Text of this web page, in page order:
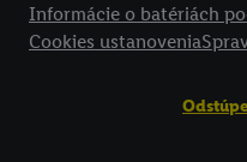
Informácie o batériách
Cookies ustanovenia